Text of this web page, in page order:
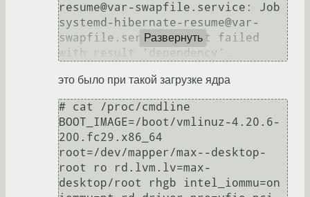
resume@var-swapfile.service: Job
systemd-hibernate-resume@var-
swapfile.service/start failed
with result 'dependency'.
Развернуть
это было при такой загрузке ядра
# cat /proc/cmdline
BOOT_IMAGE=/boot/vmlinuz-4.20.6-
200.fc29.x86_64
root=/dev/mapper/max--desktop-
root ro rd.lvm.lv=max-
desktop/root rhgb intel_iommu=on